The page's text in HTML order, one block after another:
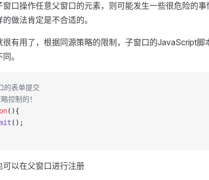
口操作任意父窗口的元素，则可能发生一些很危险的
做法肯定是不合适的。
有用了，根据同源策略的限制，子窗口的JavaScript
。
表单提交
控制的！
(){
();
以在父窗口进行注册